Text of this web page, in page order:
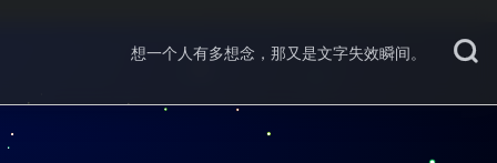
想一个人有多想念，那又是文字失效瞬间。